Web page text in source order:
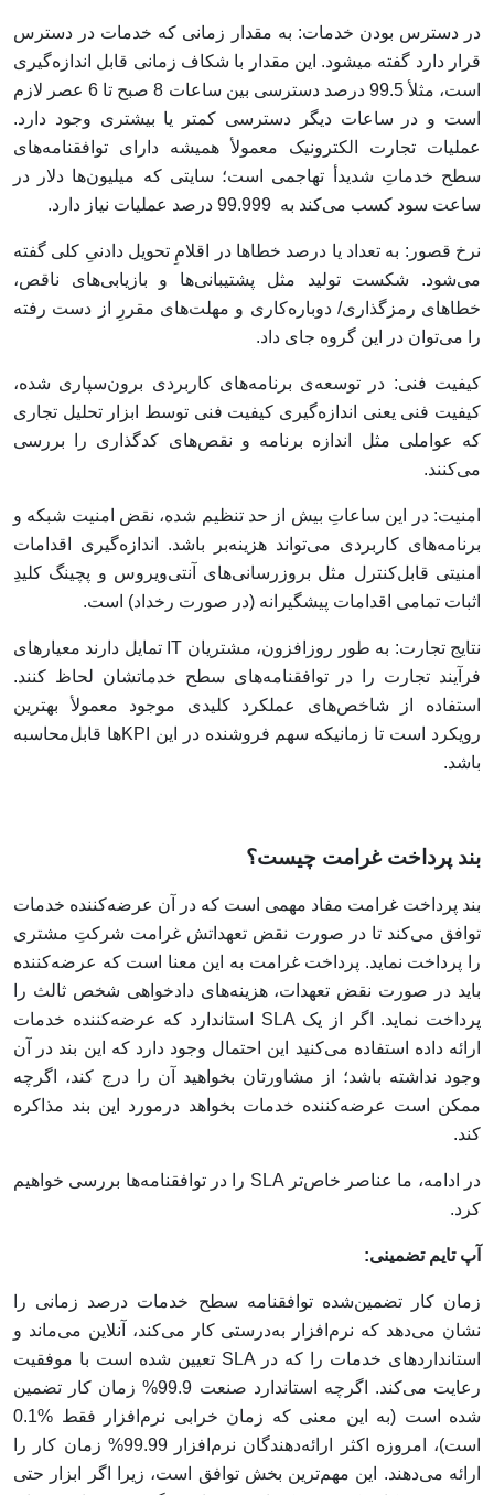
در دسترس بودن خدمات: به مقدار زمانی که خدمات در دسترس
قرار دارد گفته می‎شود. این مقدار با شکاف زمانی قابل اندازه‌گیری
است، مثلأ 99.5 درصد دسترسی بین ساعات 8 صبح تا 6 عصر لازم
است و در ساعات دیگر دسترسی کمتر یا بیشتری وجود دارد.
عملیات تجارت الکترونیک معمولأ همیشه دارای توافقنامه‌های
سطح خدماتِ شدیدأ تهاجمی است؛ سایتی که میلیون‌ها دلار در
ساعت سود کسب می‌کند به 99.999 درصد عملیات نیاز دارد.
نرخ قصور: به تعداد یا درصد خطاها در اقلامِ تحویل دادنیِ کلی گفته
می‌شود. شکست تولید مثل پشتیبانی‌ها و بازیابی‌های ناقص،
خطاهای رمزگذاری/ دوباره‌کاری و مهلت‌های مقررِ از دست رفته
را می‌توان در این گروه جای داد.
کیفیت فنی: در توسعه‌ی برنامه‌های کاربردی برون‌سپاری شده،
کیفیت فنی یعنی اندازه‌گیری کیفیت فنی توسط ابزار تحلیل تجاری
که عواملی مثل اندازه‌‌ برنامه و نقص‌های کدگذاری را بررسی
می‌کنند.
امنیت: در این ساعاتِ بیش از حد تنظیم شده، نقض امنیت شبکه و
برنامه‌های کاربردی می‌تواند هزینه‌بر باشد. اندازه‌گیری اقدامات
امنیتی قابل‌کنترل مثل بروزرسانی‌های آنتی‌ویروس و پچینگ کلیدِ
اثبات تمامی اقدامات پیشگیرانه (در صورت رخداد) است.
نتایج تجارت: به طور روزافزون، مشتریان IT تمایل دارند معیارهای
فرآیند تجارت را در توافقنامه‌های سطح خدماتشان لحاظ کنند.
استفاده از شاخص‌های عملکرد کلیدی موجود معمولأ بهترین
رویکرد است تا زمانیکه سهم فروشنده در این KPIها قابل‌محاسبه
باشد.
بند پرداخت غرامت چیست؟
بند پرداخت غرامت مفاد مهمی است که در آن عرضه‌کننده‌ خدمات
توافق می‌کند تا در صورت نقض تعهداتش غرامت شرکتِ مشتری
را پرداخت نماید. پرداخت غرامت به این معنا است که عرضه‌کننده
باید در صورت نقض تعهدات، هزینه‌های دادخواهی شخص ثالث را
پرداخت نماید. اگر از یک SLA استاندارد که عرضه‌کننده‌ خدمات
ارائه داده استفاده می‌کنید این احتمال وجود دارد که این بند در آن
وجود نداشته باشد؛ از مشاورتان بخواهید آن را درج کند، اگرچه
ممکن است عرضه‌کننده‌ خدمات بخواهد درمورد این بند مذاکره
کند.
در ادامه، ما عناصر خاص‌تر SLA را در توافقنامه‌ها بررسی خواهیم
کرد.
آپ تایم تضمینی:
زمان کار تضمین‌شده توافقنامه سطح خدمات درصد زمانی را
نشان می‌دهد که نرم‌افزار به‌درستی کار می‌کند، آنلاین می‌ماند و
استانداردهای خدمات را که در SLA تعیین شده است با موفقیت
رعایت می‌کند. اگرچه استاندارد صنعت 99.9% زمان کار تضمین
شده است (به این معنی که زمان خرابی نرم‌افزار فقط %0.1
است)، امروزه اکثر ارائه‌دهندگان نرم‌افزار 99.99% زمان کار را
ارائه می‌دهند. این مهم‌ترین بخش توافق است، زیرا اگر ابزار حتی